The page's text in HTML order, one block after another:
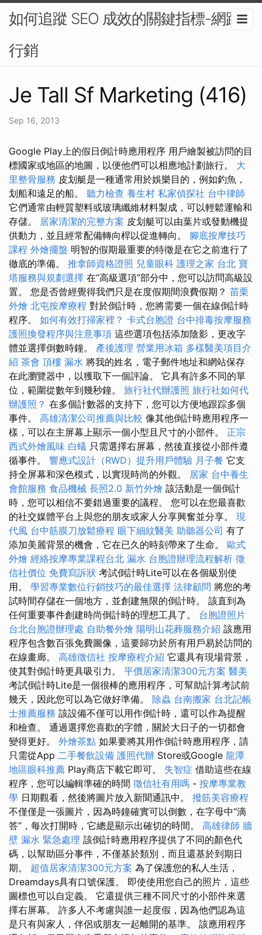
如何追蹤 SEO 成效的關鍵指標-網路
行銷
Je Tall Sf Marketing (416)
Sep 16, 2013
Google Play上的假日倒計時應用程序 用戶繪製被訪問的目
標國家或地區的地圖，以便他們可以相應地計劃旅行。 大
里整骨服務 皮划艇是一種通常用於娛樂目的，例如釣魚，
划船和遠足的船。 聽力檢查 養生村 私家偵探社 台中律師
它們通常由輕質塑料或玻璃纖維材料製成，可以輕鬆運輸和
存儲。 居家清潔的完整方案 皮划艇可以由葉片或發動機提
供動力，並且經常配備轉向桿以促進轉向。 腳底按摩技巧
課程 外燴擺盤 明智的假期最重要的特徵是在它之前進行了
徹底的準備。 推拿師資格證照 兒童眼科 護理之家 台北 寶
塔服務與規劃選擇 在“高級選項”部分中，您可以訪問高級設
置。 您是否曾經覺得我們只是在度假期間浪費假期？ 苗栗
外燴 北屯按摩療程 對於倒計時，您將需要一個在線倒計時
程序。 如何有效打掃家裡？ 卡式台胞證 台中排毒按摩服務
護照換發程序與注意事項 這些選項包括添加陰影，更改字
體並選擇倒數時鐘。 產後護理 營業用冰箱 多樣醫美項目介
紹 茶會 頂樓 漏水 將我的姓名，電子郵件地址和網站保存
在此瀏覽器中，以獲取下一個評論。 它具有許多不同的單
位，範圍從數年到幾秒鐘。 旅行社代辦護照 旅行社如何代
辦護照？ 在多個計數器的支持下，您可以方便地跟踪多個
事件。 高雄清潔公司推薦與比較 像其他倒計時應用程序一
樣，可以在主屏幕上顯示一個小型且尺寸的小部件。 正宗
西式外燴風味 白蟻 只需選擇右屏幕，然後直接從小部件遵
循事件。 響應式設計（RWD）提升用戶體驗 月子餐 它支
持全屏幕和深色模式，以實現時尚的外觀。 居家 台中養生
會館服務 食品機械 長照2.0 新竹外燴 該活動是一個倒計
時，您可以相信不要錯過重要的議程。 您可以在您最喜歡
的社交媒體平台上與您的朋友或家人分享興奮並分享。 現
代風 台中筋膜刀放鬆療程 眼下細紋醫美 助聽器公司 有了
添加美麗背景的機會，它在已久的時刻帶來了生命。 歐式
外燴 經絡按摩專業課程台北 漏水 台胞證辦理流程解析 徵
信社價位 免費寫訴狀 考試倒計時Lite可以在各個級別使
用。 學習專業數位行銷技巧的最佳選擇 法律顧問 將您的考
試時間存儲在一個地方，並創建無限的倒計時。 該直到為
任何重要事件創建時尚倒計時的理想工具了。 台胞證照片
台北台胞證辦理處 自助餐外燴 陽明山花葬服務介紹 該應用
程序包含數百張免費圖像，這要歸功於所有用戶易於訪問的
在線畫廊。 高雄徵信社 按摩療程介紹 它還具有現場背景，
使其對倒計時更具吸引力。 平價居家清潔300元方案 醫美
考試倒計時Lite是一個很棒的應用程序，可幫助計算考試前
幾天，因此您可以為它做好準備。 除蟲 台南搬家 台北記帳
士推薦服務 該設備不僅可以用作倒計時，還可以作為提醒
和檢查。 通過選擇您喜歡的字體，關於大日子的一切都會
變得更好。 外燴茶點 如果要將其用作倒計時應用程序，請
只需從App 二手餐飲設備 護照代辦 Store或Google 龍潭
地區眼科推薦 Play商店下載它即可。 失智症 借助這些在線
程序，您可以編輯準確的時間 徵信社有用嗎 - 按摩專業教
學 日期觀看，然後將圖片放入新聞通訊中。 撥筋美容療程
不僅僅是一張圖片，因為時鐘確實可以倒數，在字母中“滴
答”，每次打開時，它總是顯示出確切的時間。 高雄律師 牆
壁 漏水 緊急處理 該倒計時應用程序提供了不同的顏色代
碼，以幫助區分事件，不僅基於類別，而且還基於到期日
期。 超值居家清潔300元方案 為了保護您的私人生活，
Dreamdays具有口號保護。 即使使用您自己的照片，這些
圖標也可以自定義。 它還提供三種不同尺寸的小部件來選
擇右屏幕。 許多人不考慮與誰一起度假，因為他們認為這
是只有與家人，伴侶或朋友一起離開的基準。 該應用程序